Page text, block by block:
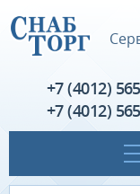
+7 (4012)
+7 (4012)